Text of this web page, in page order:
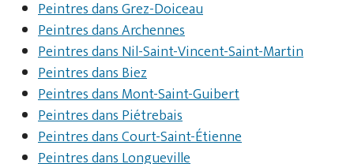
Peintres dans Grez-Doiceau
Peintres dans Archennes
Peintres dans Nil-Saint-Vincent-Saint-Martin
Peintres dans Biez
Peintres dans Mont-Saint-Guibert
Peintres dans Piétrebais
Peintres dans Court-Saint-Étienne
Peintres dans Longueville